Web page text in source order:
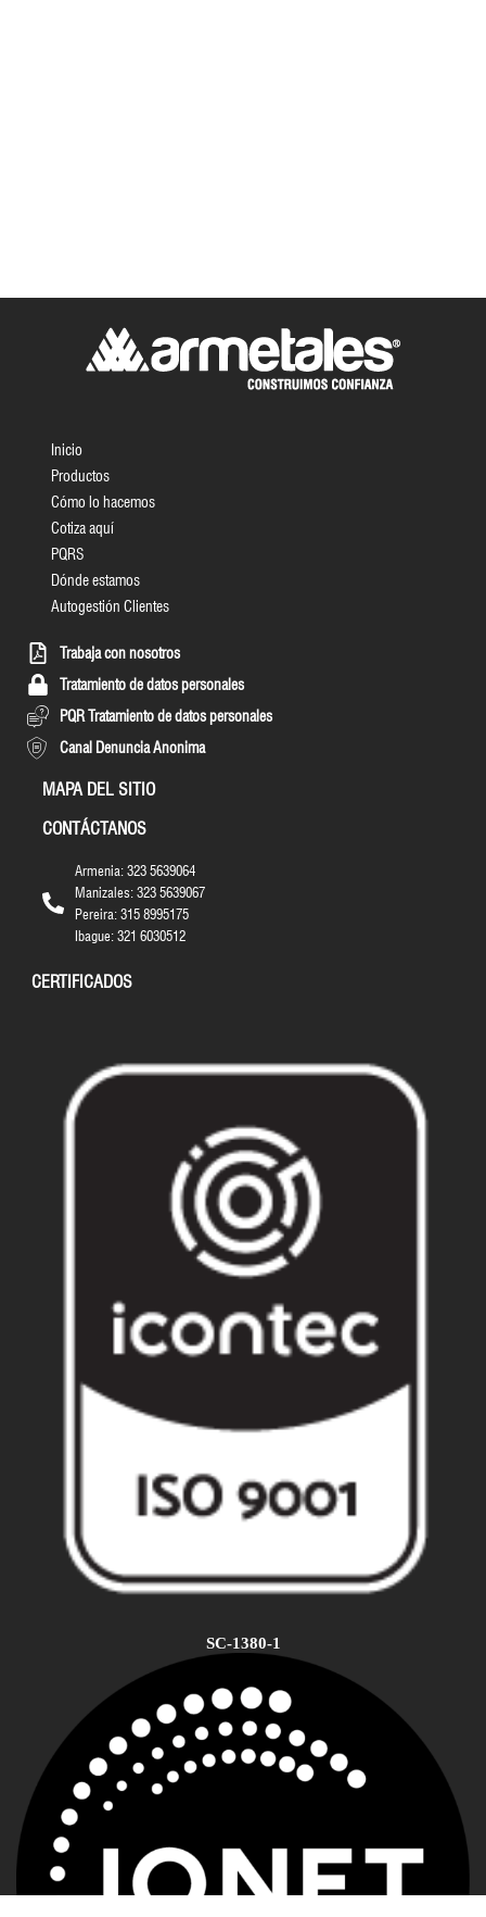
Inicio
Productos
Cómo lo hacemos
Cotiza aquí
PQRS
Dónde estamos
Autogestión Clientes
Trabaja con nosotros
Tratamiento de datos personales
PQR Tratamiento de datos personales
Canal Denuncia Anonima
MAPA DEL SITIO
CONTÁCTANOS
Armenia: 323 5639064
Manizales: 323 5639067
Pereira: 315 8995175
Ibague: 321 6030512
CERTIFICADOS
SC-1380-1